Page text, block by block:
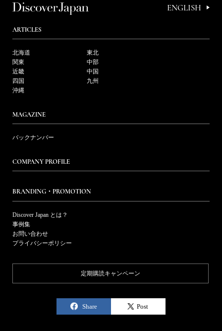
ENGLISH
ARTICLES
北海道
東北
関東
中部
近畿
中国
四国
九州
沖縄
MAGAZINE
バックナンバー
COMPANY PROFILE
BRANDING・PROMOTION
Discover Japan とは？
事例集
お問い合わせ
プライバシーポリシー
定期購読キャンペーン
Share Post